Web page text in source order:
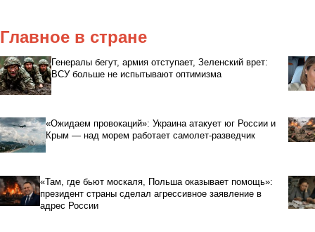
Главное в стране
Генералы бегут, армия отступает, Зеленский врет:
ВСУ больше не испытывают оптимизма
«Ожидаем провокаций»: Украина атакует юг России и
Крым — над морем работает самолет-разведчик
«Там, где бьют москаля, Польша оказывает помощь»:
президент страны сделал агрессивное заявление в
адрес России